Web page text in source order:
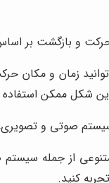
و بازگشت بر
زمان و مکان
شکل ممکن استفاده
سیستم صوتی و
از جمله
کنید.